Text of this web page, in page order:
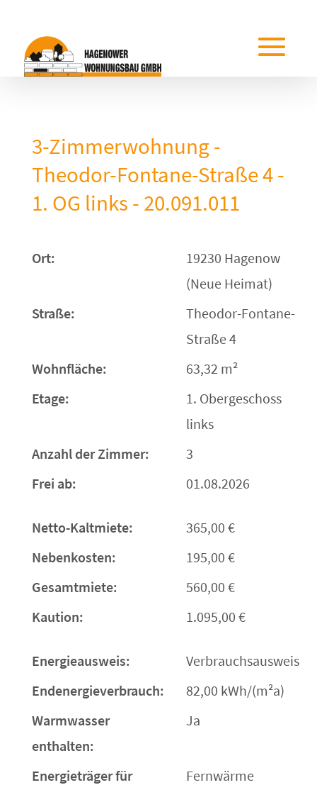
3-Zimmerwohnung -
Theodor-Fontane-Straße 4 -
1. OG links - 20.091.011
Ort:
19230 Hagenow
(Neue Heimat)
Straße:
Theodor-Fontane-
Straße 4
Wohnfläche:
63,32 m²
Etage:
1. Obergeschoss
links
Anzahl der Zimmer:
3
Frei ab:
01.08.2026
Netto-Kaltmiete:
365,00 €
Nebenkosten:
195,00 €
Gesamtmiete:
560,00 €
Kaution:
1.095,00 €
Energieausweis:
Verbrauchsausweis
Endenergieverbrauch:
82,00 kWh/(m²a)
Warmwasser
enthalten:
Ja
Energieträger für
Fernwärme